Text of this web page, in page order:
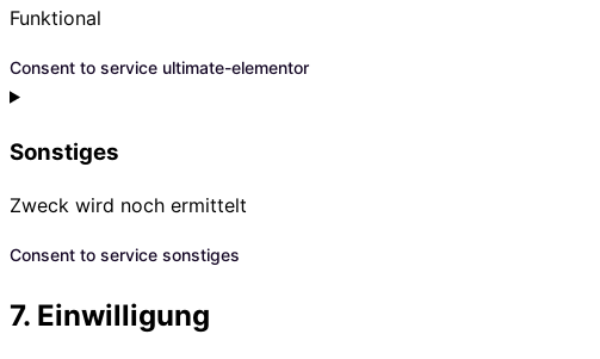
Funktional
Consent to service ultimate-elementor
Sonstiges
Zweck wird noch ermittelt
Consent to service sonstiges
7. Einwilligung